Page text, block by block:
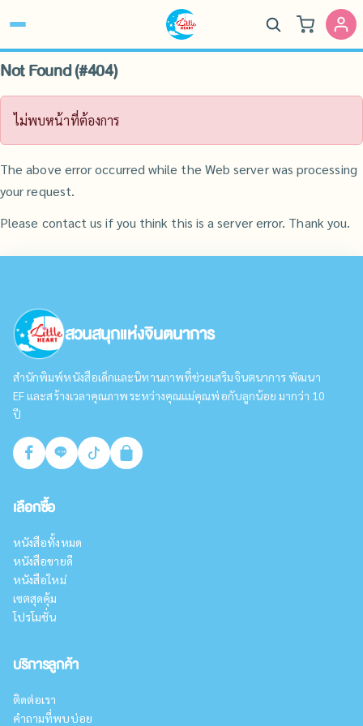
Not Found (#404)
ไม่พบหน้าที่ต้องการ
The above error occurred while the Web server was processing
your request.
Please contact us if you think this is a server error. Thank you.
สวนสนุกแห่งจินตนาการ
สำนักพิมพ์หนังสือเด็กและนิทานภาพที่ช่วยเสริมจินตนาการ พัฒนา
EF และสร้างเวลาคุณภาพระหว่างคุณแม่คุณพ่อกับลูกน้อย มากว่า 10
ปี
เลือกซื้อ
หนังสือทั้งหมด
หนังสือขายดี
หนังสือใหม่
เซตสุดคุ้ม
โปรโมชั่น
บริการลูกค้า
ติดต่อเรา
คำถามที่พบบ่อย